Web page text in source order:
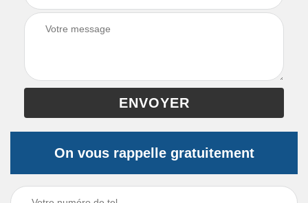
On vous rappelle gratuitement